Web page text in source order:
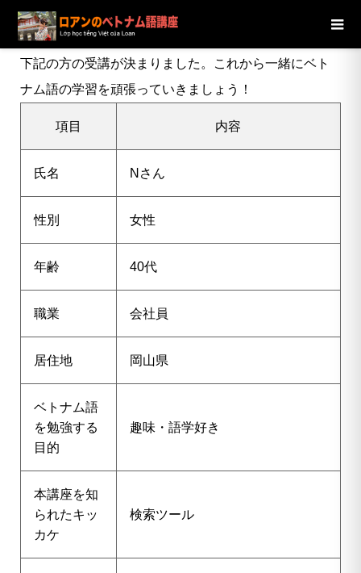
ブログ
ました
下記の方の受講が決まりました。これから一緒にベト
ナム語の学習を頑張っていきましょう！
項目 内容
氏名 N さん
性別 女性
年齢 40代
職業 会社員
居住地 岡山県
ベトナム語
を勉強する
目的
趣味・語学好き
本講座を知
られたキッ
カケ
検索ツール